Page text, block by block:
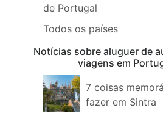
de Portugal
Todos os países
Notícias sobre aluguer de
viagens em
7 coisas
fazer em Sintra